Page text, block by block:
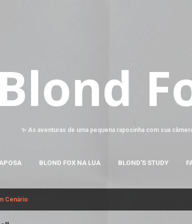
Blond
✨ As aventuras de uma pequena raposinha com sua
BLOND FOX NA LUA BLOND'S STUDY
Cenário